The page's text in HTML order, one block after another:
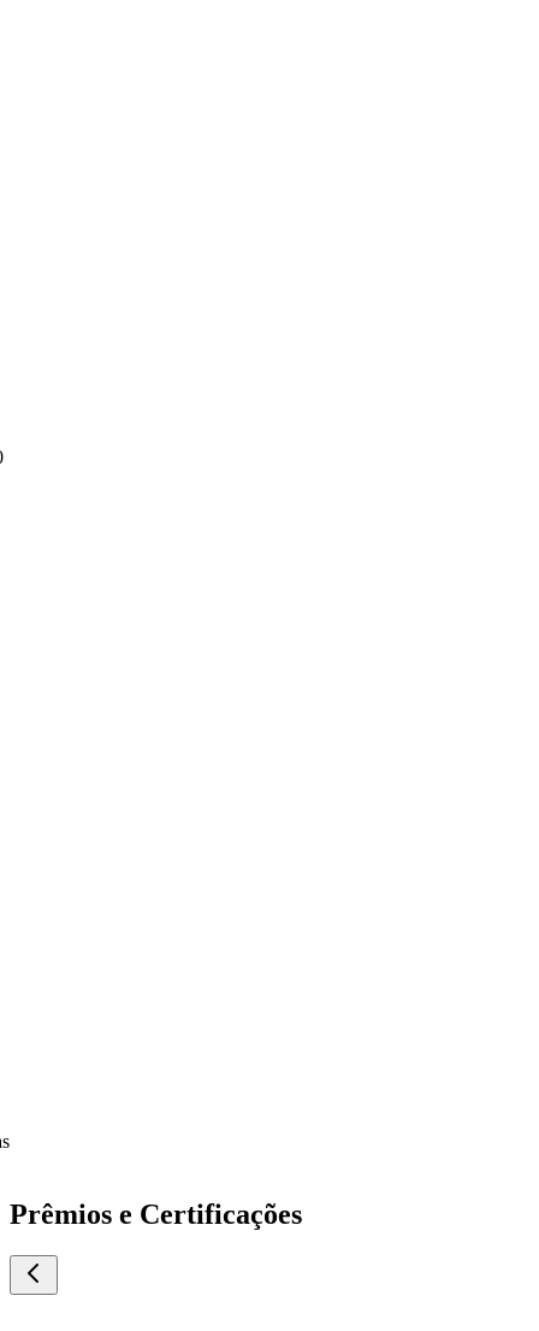
Prêmios e Certificações